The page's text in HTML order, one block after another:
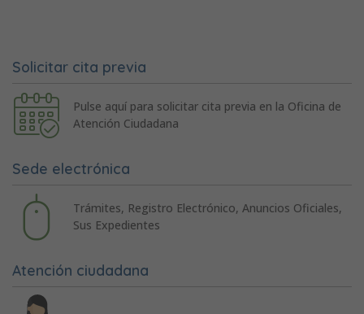
Solicitar cita previa
Pulse aquí para solicitar cita previa en la Oficina de
Atención Ciudadana
Sede electrónica
Trámites, Registro Electrónico, Anuncios Oficiales,
Sus Expedientes
Atención ciudadana